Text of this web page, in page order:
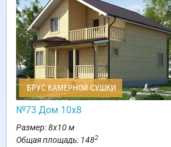
БРУС КАМЕРНОЙ СУШКИ
№73 Дом 10х8
Размер: 8х10 м
Общая площадь: 1482